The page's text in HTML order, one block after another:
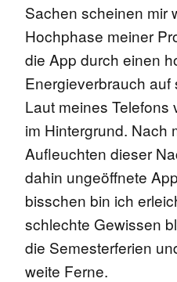
Sachen scheinen mir
Hochphase meiner
die App durch einen
Energieverbrauch auf
Laut meines Telefons
im Hintergrund. Nach
Aufleuchten dieser
dahin ungeöffnete
bisschen bin ich
schlechte Gewissen
die Semesterferien
weite Ferne.